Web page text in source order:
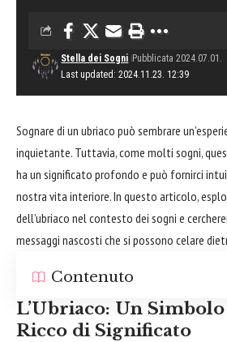
Last updated: 2024.11.23. 12:39
Stella dei Sogni Pubblicata 2024.07.01.
Sognare di un ubriaco può sembrare
inquietante. Tuttavia, come molti sogni,
ha un significato profondo e può fornirci
nostra vita interiore. In questo articolo,
dell’ubriaco nel contesto dei sogni e
messaggi nascosti che si possono celare
Contenuto
L’Ubriaco: Un
Ricco di Significato